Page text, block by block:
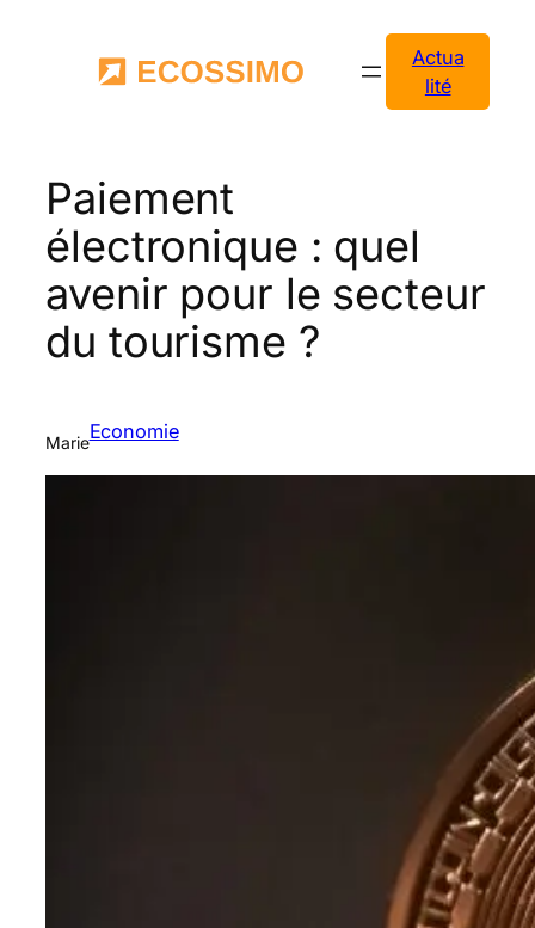
Actua
lité
Paiement
électronique : quel
avenir pour le secteur
du tourisme ?
MarieEconomie